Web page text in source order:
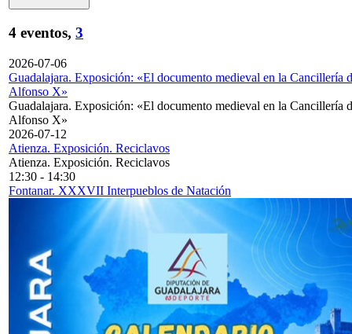
4 eventos, 3
2026-07-06
Guadalajara. Exposición: «El documento medieval en la Cancillería
Alfonso X»
Guadalajara. Exposición: «El documento medieval en la Cancillería
Alfonso X»
2026-07-12
Atienza. Exposición. Reciclavos
Atienza. Exposición. Reciclavos
12:30 - 14:30
Fontanar. XXXVII Interpueblos de Natación